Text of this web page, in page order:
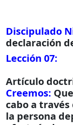
Discipulado
declaración
Lección 07:
Artículo
Creemos:
cabo a
la persona